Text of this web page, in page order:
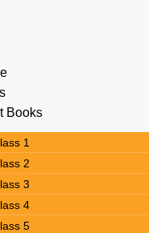
Books
1
2
3
4
5